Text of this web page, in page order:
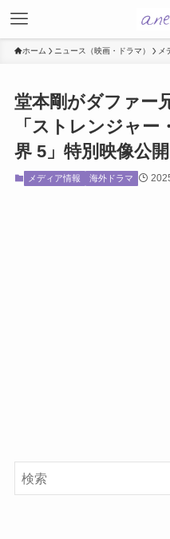
ホーム ニュース（映画・ドラマ） メ
堂本剛がダファー
「ストレンジャ
界 5」特別映像公開
メディア情報 海外ドラマ